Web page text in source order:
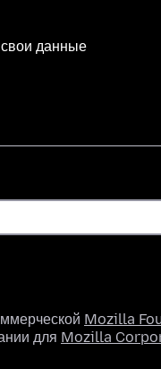
данные
Mozilla
для Mozilla